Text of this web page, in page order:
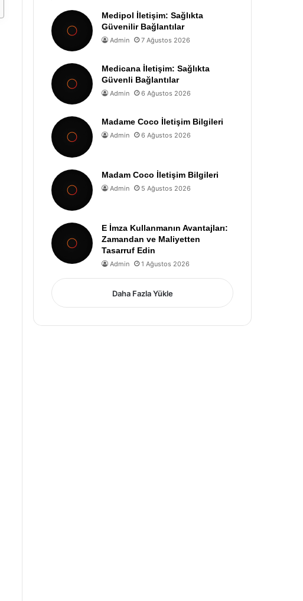
Medipol İletişim: Sağlıkta
Güvenilir Bağlantılar
Admin 7 Ağustos 2026
Medicana İletişim: Sağlıkta
Güvenli Bağlantılar
Admin 6 Ağustos 2026
Madame Coco İletişim Bilgileri
Admin 6 Ağustos 2026
Madam Coco İletişim Bilgileri
Admin 5 Ağustos 2026
E İmza Kullanmanın Avantajları:
Zamandan ve Maliyetten
Tasarruf Edin
Admin 1 Ağustos 2026
Daha Fazla Yükle